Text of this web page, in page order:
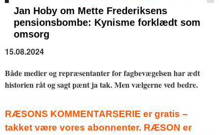
Jan Hoby om Mette Frederiksens
pensionsbombe: Kynisme forklædt som
omsorg
15.08.2024
Både medier og repræsentanter for fagbevægelsen har ædt
historien råt og sagt pænt ja tak. Men vælgerne ved bedre.
RÆSONS KOMMENTARSERIE er gratis –
takket være vores abonnenter. RÆSON er